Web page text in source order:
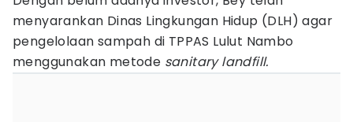
menyarankan Dinas Lingkungan Hidup (DLH) agar
pengelolaan sampah di TPPAS Lulut Nambo
menggunakan metode sanitary landfill.